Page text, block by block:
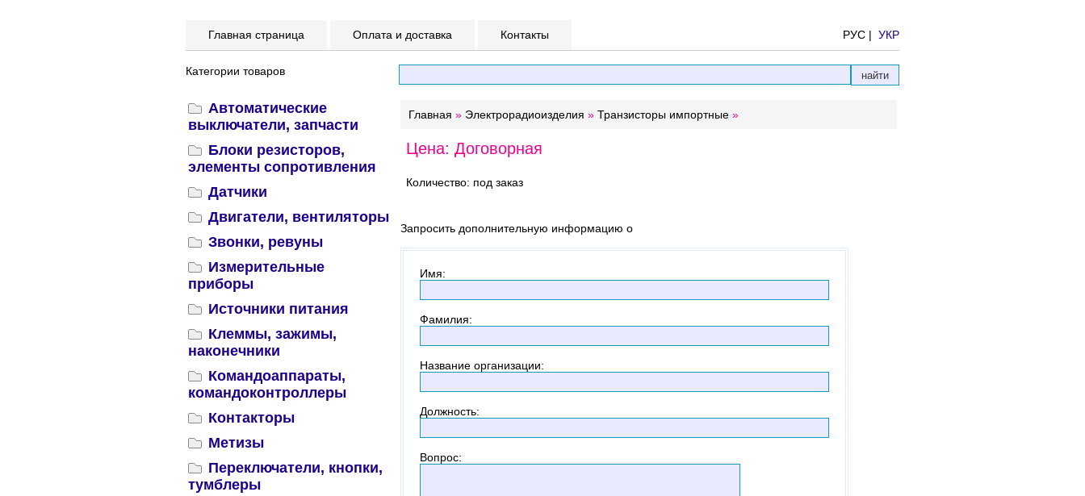
Главная страница Оплата и доставка Контакты РУС | УКР
Категории товаров
Автоматические
выключатели, запчасти
Блоки резисторов,
элементы сопротивления
Датчики
Двигатели, вентиляторы
Звонки, ревуны
Измерительные
приборы
Источники питания
Клеммы, зажимы,
наконечники
Командоаппараты,
командоконтроллеры
Контакторы
Метизы
Переключатели, кнопки,
тумблеры
Главная » Электрорадиоизделия » Транзисторы импортные »
Цена: Договорная
Количество: под заказ
Запросить дополнительную информацию о
Имя:
Фамилия:
Название организации:
Должность:
Вопрос: